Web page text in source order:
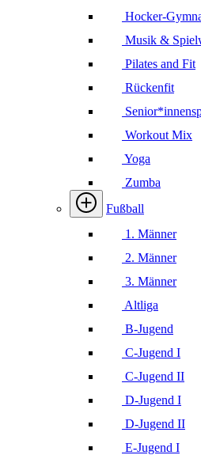
Hocker-
Musik &
Pilates and Fit
Rückenfit
Workout Mix
Yoga
Zumba
Fußball
1. Männer
2. Männer
3. Männer
Altliga
B-Jugend
C-Jugend I
C-Jugend II
D-Jugend I
D-Jugend II
E-Jugend I